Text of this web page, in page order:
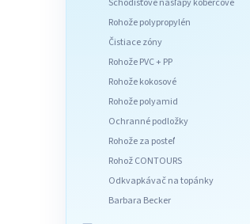
Schodišťové nášľapy kobercové
Rohože polypropylén
Čistiace zóny
Rohože PVC + PP
Rohože kokosové
Rohože polyamid
Ochranné podložky
Rohože za posteľ
Rohož CONTOURS
Odkvapkávač na topánky
Barbara Becker